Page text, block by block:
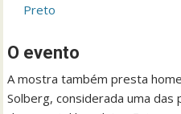
Preto
O evento
A mostra também presta
Solberg, considerada uma das